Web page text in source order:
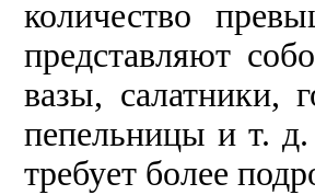
количество
представляют
вазы, салатники,
пепельницы и т.
требует более